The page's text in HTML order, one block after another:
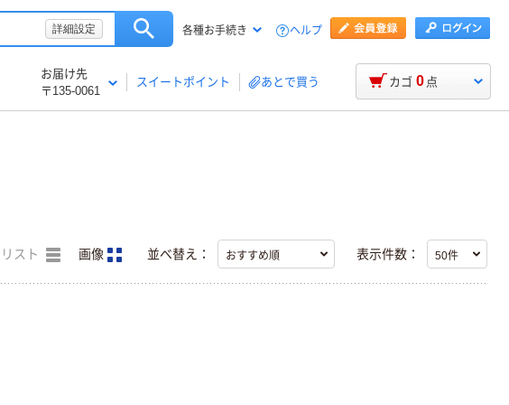
詳細設定 各種お手続き ヘルプ
お届け先
〒135-0061
スイートポイント あとで買う カゴ 0 点
リスト 画像 並べ替え： 表示件数：